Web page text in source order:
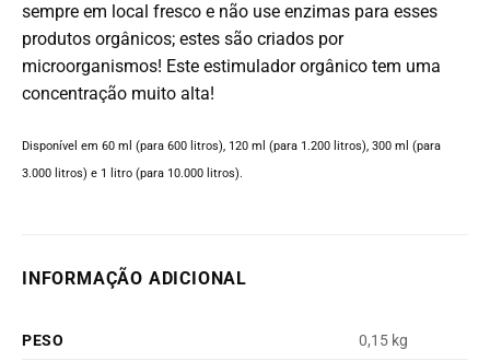
sempre em local fresco e não use enzimas para esses
produtos orgânicos; estes são criados por
microorganismos! Este estimulador orgânico tem uma
concentração muito alta!
Disponível em 60 ml (para 600 litros), 120 ml (para 1.200 litros), 300 ml (para
3.000 litros) e 1 litro (para 10.000 litros).
INFORMAÇÃO ADICIONAL
PESO 0,15 kg